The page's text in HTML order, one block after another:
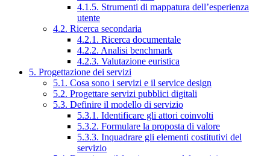
4.1.5. Strumenti di mappatura dell’esperienza
utente
4.2. Ricerca secondaria
4.2.1. Ricerca documentale
4.2.2. Analisi benchmark
4.2.3. Valutazione euristica
5. Progettazione dei servizi
5.1. Cosa sono i servizi e il service design
5.2. Progettare servizi pubblici digitali
5.3. Definire il modello di servizio
5.3.1. Identificare gli attori coinvolti
5.3.2. Formulare la proposta di valore
5.3.3. Inquadrare gli elementi costitutivi del
servizio